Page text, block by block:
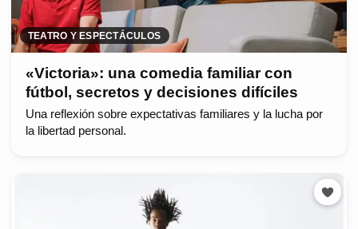
TEATRO Y ESPECTÁCULOS
«Victoria»: una comedia familiar con
fútbol, secretos y decisiones difíciles
Una reflexión sobre expectativas familiares y la lucha por
la libertad personal.